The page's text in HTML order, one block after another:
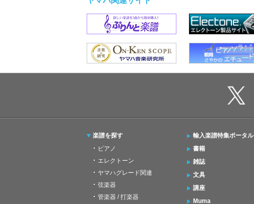
楽譜を探す
ピアノ
エレクトーン
ヤマハグレード関連
弦楽器
管楽器 / 打楽器
輸入楽譜特集ポータル
書籍
雑誌
文具
講座
Muma